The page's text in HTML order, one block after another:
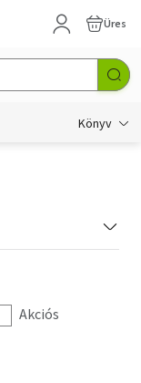
Üres
Könyv
Akciós